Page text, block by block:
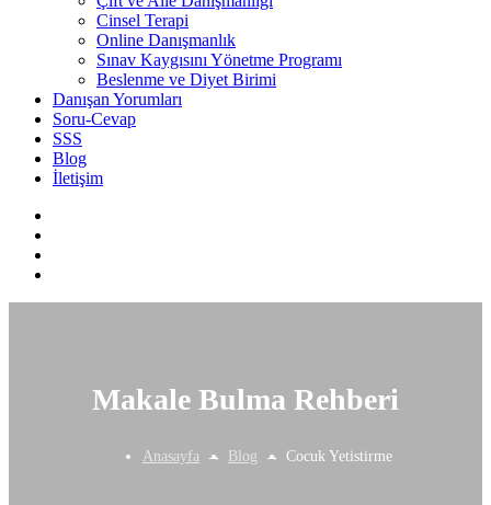
Cinsel Terapi
Online Danışmanlık
Sınav Kaygısını Yönetme Programı
Beslenme ve Diyet Birimi
Danışan Yorumları
Soru-Cevap
SSS
Blog
İletişim
Makale Bulma Rehberi
Anasayfa Blog Cocuk Yetistirme